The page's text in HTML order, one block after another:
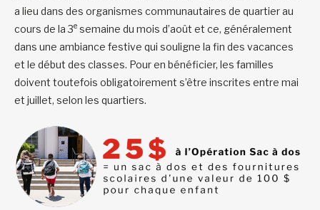
a lieu dans des organismes communautaires de quartier au
cours de la 3e semaine du mois d’août et ce, généralement
dans une ambiance festive qui souligne la fin des vacances
et le début des classes. Pour en bénéficier, les familles
doivent toutefois obligatoirement s’être inscrites entre mai
et juillet, selon les quartiers.